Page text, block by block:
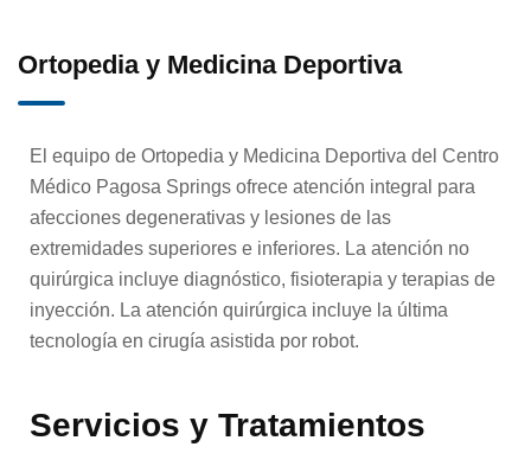
Manejo Intervencionista del Dolor
Servicios de laboratorio
Neurología
Terapia ocupacional
Ortopedia y Medicina Deportiva
El equipo de Ortopedia y Medicina Deportiva del Centro
Médico Pagosa Springs ofrece atención integral para
afecciones degenerativas y lesiones de las
extremidades superiores e inferiores. La atención no
quirúrgica incluye diagnóstico, fisioterapia y terapias de
inyección. La atención quirúrgica incluye la última
tecnología en cirugía asistida por robot.
Servicios y Tratamientos